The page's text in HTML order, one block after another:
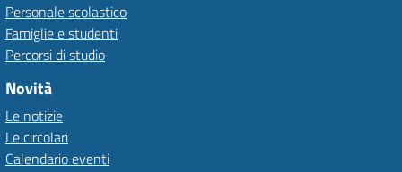
Personale scolastico
Famiglie e studenti
Percorsi di studio
Novità
Le notizie
Le circolari
Calendario eventi